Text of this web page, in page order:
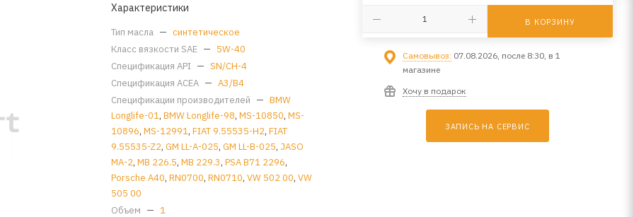
Характеристики
Тип масла — синтетическое
Класс вязкости SAE — 5W-40
Спецификация API — SN/CH-4
Спецификация ACEA — A3/B4
Спецификации производителей — BMW
Longlife-01,BMW Longlife-98,MS-10850,MS-
10896,MS-12991,FIAT 9.55535-H2,FIAT
9.55535-Z2,GM LL-A-025,GM LL-B-025, JASO
MA-2,MB 226.5,MB 229.3,PSA B71 2296,
Porsche A40,RN0700,RN0710,VW 502 00,VW
505 00
Объем — 1
В КОРЗИНУ
Самовывоз: 07.08.2026, после 8:30, в 1
магазине
Хочу в подарок
ЗАПИСЬ НА СЕРВИС